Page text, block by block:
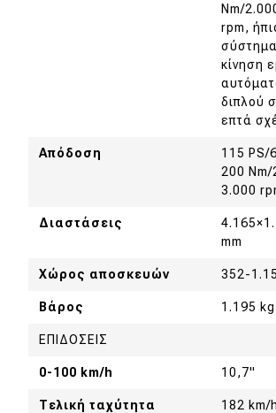
Nm/
rpm,
κίνηση
διπλού
επτά
Aπόδοση
115 PS/
200
3.000
Διαστάσεις
mm
Χώρος αποσκευών 352-
Βάρος 1.195 kg
ΕΠΙΔΟΣΕΙΣ
0-100 km/h 10,7"
Τελική ταχύτητα 182 km/h